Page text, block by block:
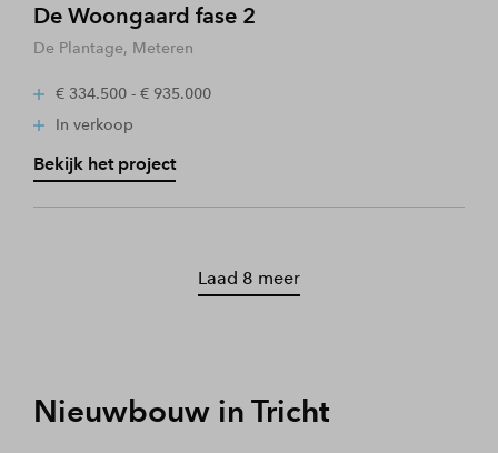
De Woongaard fase 2
De Plantage, Meteren
€ 334.500 - € 935.000
In verkoop
Bekijk het project
Laad 8 meer
Nieuwbouw in Tricht